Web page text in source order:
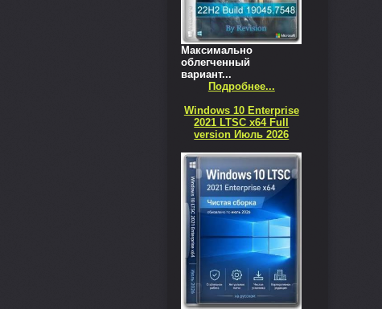
Максимально
облегченный
вариант...
Подробнее...
Windows 10 Enterprise
2021 LTSC x64 Full
version Июль 2026